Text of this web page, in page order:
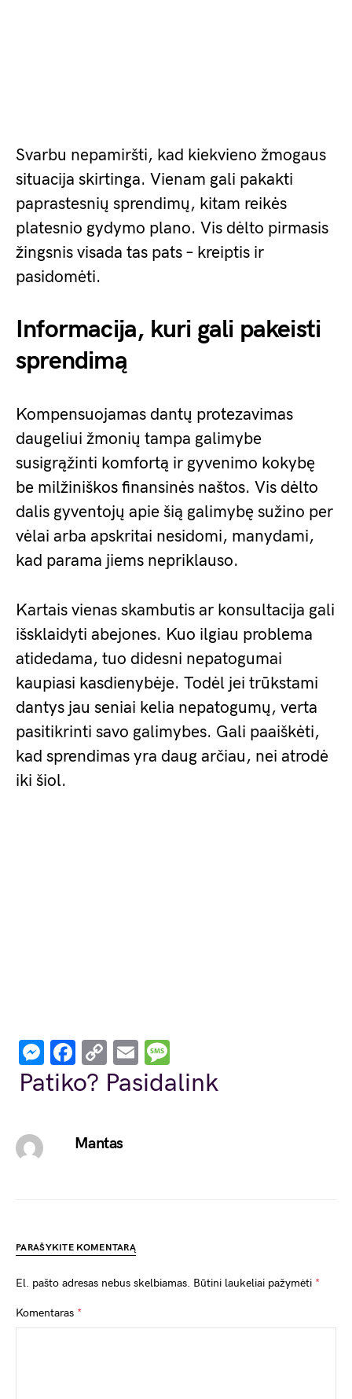
Svarbu nepamiršti, kad kiekvieno žmogaus
situacija skirtinga. Vienam gali pakakti
paprastesnių sprendimų, kitam reikės
platesnio gydymo plano. Vis dėlto pirmasis
žingsnis visada tas pats – kreiptis ir
pasidomėti.
Informacija, kuri gali pakeisti
sprendimą
Kompensuojamas dantų protezavimas
daugeliui žmonių tampa galimybe
susigrąžinti komfortą ir gyvenimo kokybę
be milžiniškos finansinės naštos. Vis dėlto
dalis gyventojų apie šią galimybę sužino per
vėlai arba apskritai nesidomi, manydami,
kad parama jiems nepriklauso.
Kartais vienas skambutis ar konsultacija gali
išsklaidyti abejones. Kuo ilgiau problema
atidedama, tuo didesni nepatogumai
kaupiasi kasdienybėje. Todėl jei trūkstami
dantys jau seniai kelia nepatogumų, verta
pasitikrinti savo galimybes. Gali paaiškėti,
kad sprendimas yra daug arčiau, nei atrodė
iki šiol.
Messenger
Facebook
Copy
Link
Email
Patiko? Pasidalink
Mantas
PARAŠYKITE KOMENTARĄ
El. pašto adresas nebus skelbiamas. Būtini laukeliai pažymėti *
Komentaras *